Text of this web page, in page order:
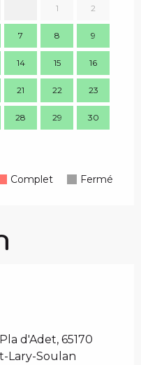
1 2
7 8 9
14 15 16
21 22 23
28 29 30
Complet Fermé
d'Adet, 65170
Lary-Soulan